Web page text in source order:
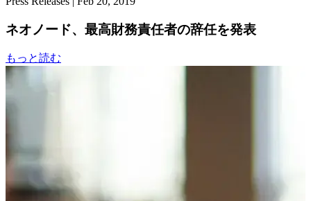
ネオノード、最高財務責任者の辞任を発表
もっと読む